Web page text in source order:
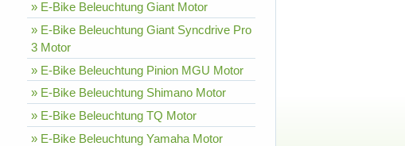
» E-Bike Beleuchtung Giant Motor
» E-Bike Beleuchtung Giant Syncdrive Pro
3 Motor
» E-Bike Beleuchtung Pinion MGU Motor
» E-Bike Beleuchtung Shimano Motor
» E-Bike Beleuchtung TQ Motor
» E-Bike Beleuchtung Yamaha Motor